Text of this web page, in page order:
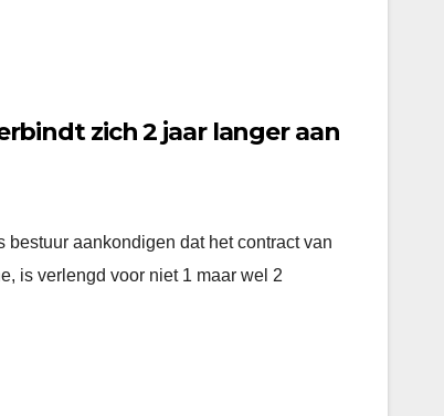
zich 2 jaar langer aan
aankondigen dat het contract van
is verlengd voor niet 1 maar wel 2